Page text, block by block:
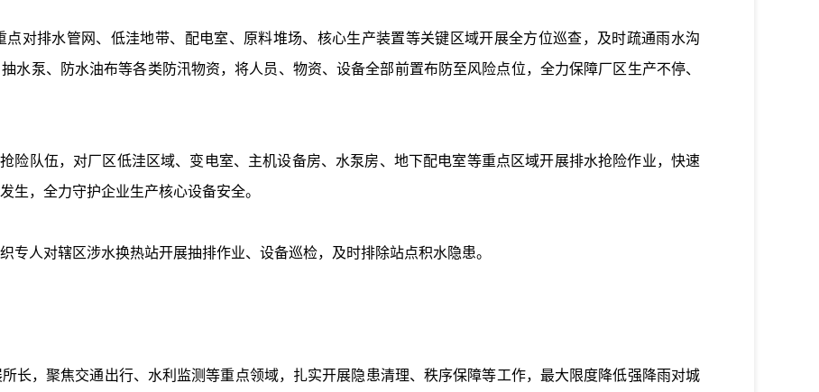
排水管网、低洼地带、配电室、原料堆场、核心生产装置等关键区域开展全方位巡查，及时疏通雨水沟
水泵、防水油布等各类防汛物资，将人员、物资、设备全部前置布防至风险点位，全力保障厂区生产不停、
队伍，对厂区低洼区域、变电室、主机设备房、水泵房、地下配电室等重点区域开展排水抢险作业，快速
生，全力守护企业生产核心设备安全。
人对辖区涉水换热站开展抽排作业、设备巡检，及时排除站点积水隐患。
，聚焦交通出行、水利监测等重点领域，扎实开展隐患清理、秩序保障等工作，最大限度降低强降雨对城